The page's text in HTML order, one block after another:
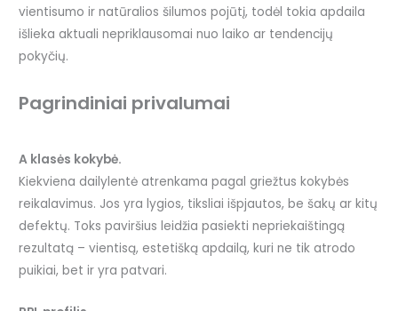
vientisumo ir natūralios šilumos pojūtį, todėl tokia apdaila
išlieka aktuali nepriklausomai nuo laiko ar tendencijų
pokyčių.
Pagrindiniai privalumai
A klasės kokybė.
Kiekviena dailylentė atrenkama pagal griežtus kokybės
reikalavimus. Jos yra lygios, tiksliai išpjautos, be šakų ar kitų
defektų. Toks paviršius leidžia pasiekti nepriekaištingą
rezultatą – vientisą, estetišką apdailą, kuri ne tik atrodo
puikiai, bet ir yra patvari.